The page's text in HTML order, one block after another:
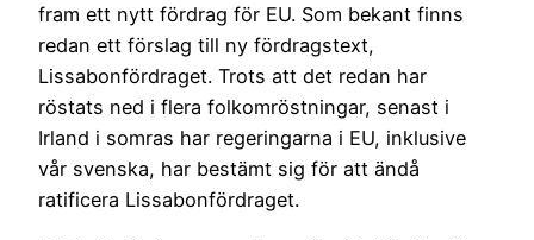
fram ett nytt fördrag för EU. Som bekant finns
redan ett förslag till ny fördragstext,
Lissabonfördraget. Trots att det redan har
röstats ned i flera folkomröstningar, senast i
Irland i somras har regeringarna i EU, inklusive
vår svenska, har bestämt sig för att ändå
ratificera Lissabonfördraget.